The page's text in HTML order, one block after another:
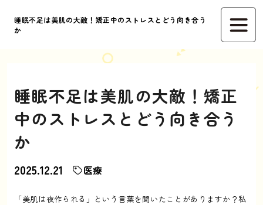
睡眠不足は美肌の大敵！矯正中のストレスとどう向き合う
か
睡眠不足は美肌の大敵！矯正
中のストレスとどう向き合う
か
2025.12.21 医療
「美肌は夜作られる」という言葉を聞いたことがありますか？私